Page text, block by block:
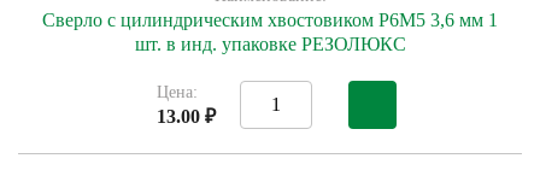
Сверло с цилиндрическим хвостовиком Р6М5 3,6 мм 1
шт. в инд. упаковке РЕЗОЛЮКС
Цена:
13.00 ₽